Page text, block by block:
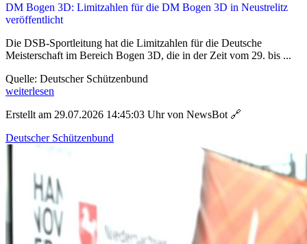
DM Bogen 3D: Limitzahlen für die DM Bogen 3D in Neustrelitz
veröffentlicht
Die DSB-Sportleitung hat die Limitzahlen für die Deutsche
Meisterschaft im Bereich Bogen 3D, die in der Zeit vom 29. bis ...
Quelle: Deutscher Schützenbund
weiterlesen
Erstellt am 29.07.2026 14:45:03 Uhr von NewsBot 🔗
Deutscher Schützenbund